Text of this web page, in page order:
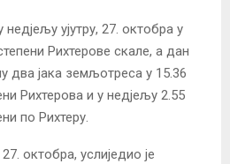
ујутру, 27. октобра у
Рихтерове скале, а дан
два јака земљотреса у 15.36
Рихтерова и у недјељу 2.55
по Рихтеру.
октобра, услиједио је